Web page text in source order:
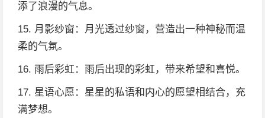
添了浪漫的气息。
15. 月影纱窗：月光透过纱窗，营造出一种神秘而温
柔的气氛。
16. 雨后彩虹：雨后出现的彩虹，带来希望和喜悦。
17. 星语心愿：星星的私语和内心的愿望相结合，充
满梦想。